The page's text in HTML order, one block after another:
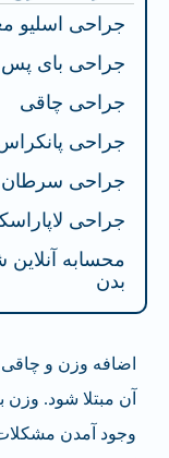
اضافه وزن و
آن مبتلا شود. وزن
وجود آمدن مشکلات
جراحی اسلیو
جراحی بای پس
جراحی چاقی
جراحی
جراحی سرطان
جراحی
بدن